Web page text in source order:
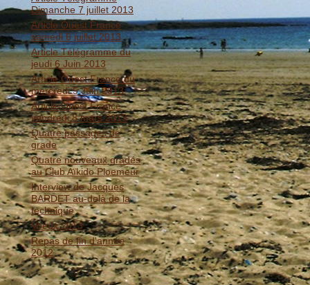
Dimanche 7 juillet 2013
Article Ouest France
samedi 6 juillet 2013
Article Télégramme du
jeudi 6 Juin 2013
Article Ouest France du
mercredi 5 Juin 2013
Article Ouest France
vendredi 8 mars 2013
Quatre passages de
grade
Quatre nouveaux gradés
au Club Aïkido Ploemeur
Interview de Jacques
BARDET au-delà de la
technique
Voeux 2013
Repas de fin d'année
2012